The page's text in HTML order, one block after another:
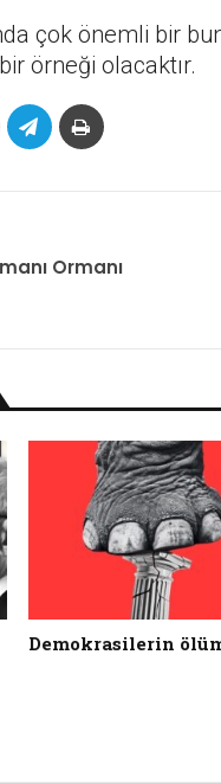
çok önemli bir
örneği olacaktır.
Ormanı
Demokrasilerin